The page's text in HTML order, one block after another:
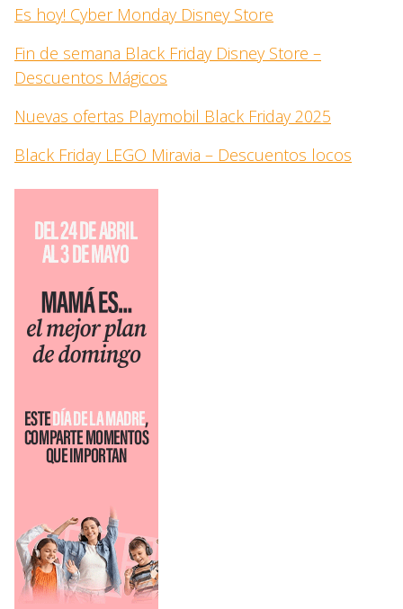
Es hoy! Cyber Monday Disney Store
Fin de semana Black Friday Disney Store –
Descuentos Mágicos
Nuevas ofertas Playmobil Black Friday 2025
Black Friday LEGO Miravia – Descuentos locos